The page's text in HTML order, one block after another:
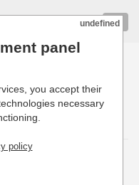
pour professionnels
undefined
panel
you accept their
necessary
policy